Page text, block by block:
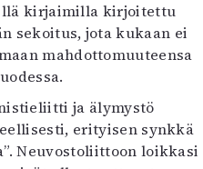
kirjaimilla kirjoitettu
sekoitus, jota kukaan ei
mahdottomuuteensa
ja älymystö
erityisen synkkä
Neuvostoliittoon loikkasi